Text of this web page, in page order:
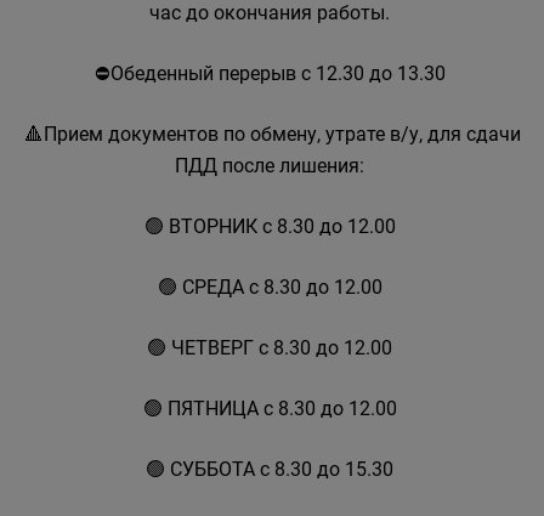
час до окончания работы.
⛔Обеденный перерыв с 12.30 до 13.30
🔺Прием документов по обмену, утрате в/у, для сдачи
ПДД после лишения:
🟢 ВТОРНИК с 8.30 до 12.00
🟢 СРЕДА с 8.30 до 12.00
🟢 ЧЕТВЕРГ с 8.30 до 12.00
🟢 ПЯТНИЦА с 8.30 до 12.00
🟢 СУББОТА с 8.30 до 15.30